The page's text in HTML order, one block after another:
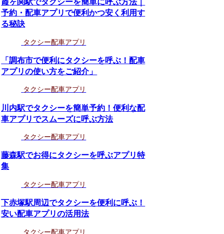
予約・配車アプリで便利かつ安く利用す
る秘訣
タクシー配車アプリ
「調布市で便利にタクシーを呼ぶ！配車
アプリの使い方をご紹介」
タクシー配車アプリ
川内駅でタクシーを簡単予約！便利な配
車アプリでスムーズに呼ぶ方法
タクシー配車アプリ
藤森駅でお得にタクシーを呼ぶアプリ特
集
タクシー配車アプリ
下赤塚駅周辺でタクシーを便利に呼ぶ！
安い配車アプリの活用法
タクシー配車アプリ